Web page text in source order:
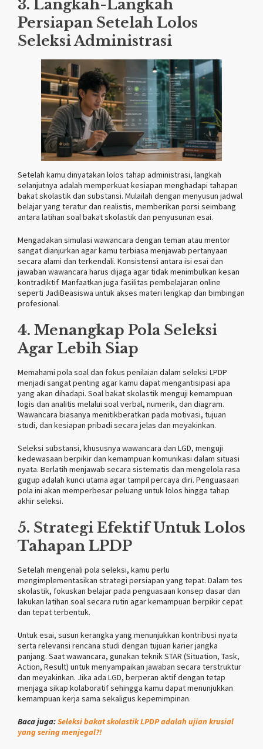
3. Langkah-Langkah
Persiapan Setelah Lolos
Seleksi Administrasi
Setelah kamu dinyatakan lolos tahap administrasi, langkah
selanjutnya adalah memperkuat kesiapan menghadapi tahapan
bakat skolastik dan substansi. Mulailah dengan menyusun jadwal
belajar yang teratur dan realistis, memberikan porsi seimbang
antara latihan soal bakat skolastik dan penyusunan esai.
Mengadakan simulasi wawancara dengan teman atau mentor
sangat dianjurkan agar kamu terbiasa menjawab pertanyaan
secara alami dan terkendali. Konsistensi antara isi esai dan
jawaban wawancara harus dijaga agar tidak menimbulkan kesan
kontradiktif. Manfaatkan juga fasilitas pembelajaran online
seperti JadiBeasiswa untuk akses materi lengkap dan bimbingan
profesional.
4. Menangkap Pola Seleksi
Agar Lebih Siap
Memahami pola soal dan fokus penilaian dalam seleksi LPDP
menjadi sangat penting agar kamu dapat mengantisipasi apa
yang akan dihadapi. Soal bakat skolastik menguji kemampuan
logis dan analitis melalui soal verbal, numerik, dan diagram.
Wawancara biasanya menitikberatkan pada motivasi, tujuan
studi, dan kesiapan pribadi secara jelas dan meyakinkan.
Seleksi substansi, khususnya wawancara dan LGD, menguji
kedewasaan berpikir dan kemampuan komunikasi dalam situasi
nyata. Berlatih menjawab secara sistematis dan mengelola rasa
gugup adalah kunci utama agar tampil percaya diri. Penguasaan
pola ini akan memperbesar peluang untuk lolos hingga tahap
akhir seleksi.
5. Strategi Efektif Untuk Lolos
Tahapan LPDP
Setelah mengenali pola seleksi, kamu perlu
mengimplementasikan strategi persiapan yang tepat. Dalam tes
skolastik, fokuskan belajar pada penguasaan konsep dasar dan
lakukan latihan soal secara rutin agar kemampuan berpikir cepat
dan tepat terbentuk.
Untuk esai, susun kerangka yang menunjukkan kontribusi nyata
serta relevansi rencana studi dengan tujuan karier jangka
panjang. Saat wawancara, gunakan teknik STAR (Situation, Task,
Action, Result) untuk menyampaikan jawaban secara terstruktur
dan meyakinkan. Jika ada LGD, berperan aktif dengan tetap
menjaga sikap kolaboratif sehingga kamu dapat menunjukkan
kemampuan kerja sama sekaligus kepemimpinan.
Baca juga:Seleksi bakat skolastik LPDP adalah ujian krusial
yang sering menjegal?!